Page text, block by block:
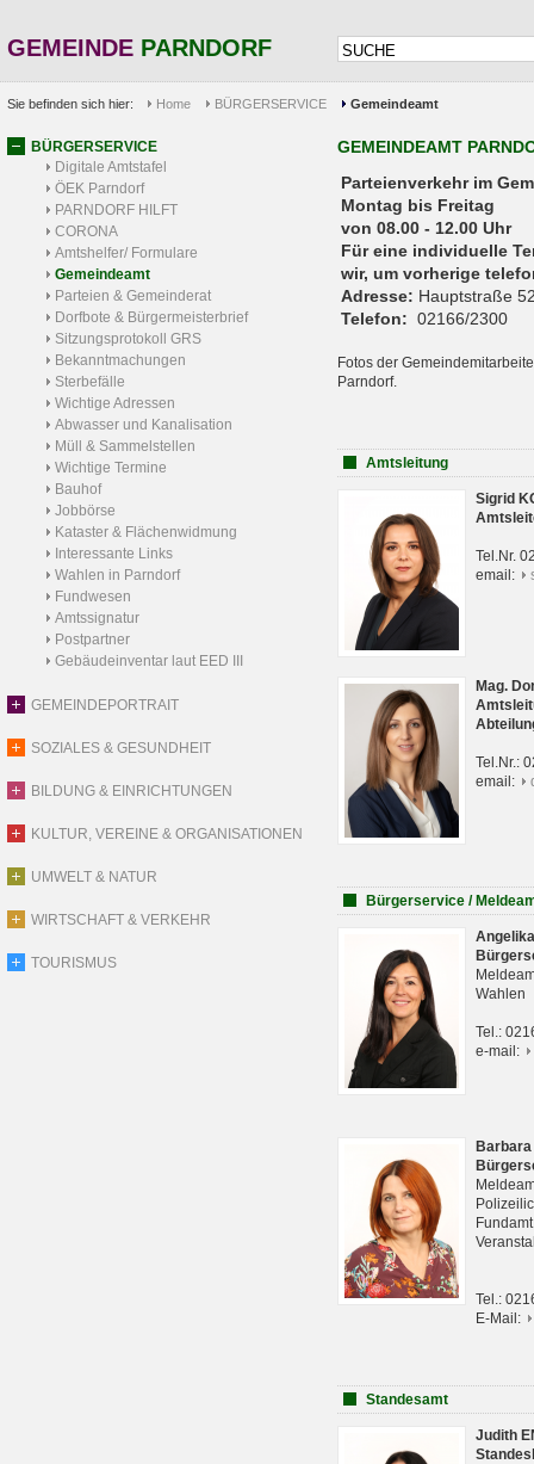
GEMEINDE PARNDORF
Sie befinden sich hier: Home BÜRGERSERVICE Gemeindeamt
BÜRGERSERVICE
Digitale Amtstafel
ÖEK Parndorf
PARNDORF HILFT
CORONA
Amtshelfer/ Formulare
Gemeindeamt
Parteien & Gemeinderat
Dorfbote & Bürgermeisterbrief
Sitzungsprotokoll GRS
Bekanntmachungen
Sterbefälle
Wichtige Adressen
Abwasser und Kanalisation
Müll & Sammelstellen
Wichtige Termine
Bauhof
Jobbörse
Kataster & Flächenwidmung
Interessante Links
Wahlen in Parndorf
Fundwesen
Amtssignatur
Postpartner
Gebäudeinventar laut EED III
GEMEINDEPORTRAIT
SOZIALES & GESUNDHEIT
BILDUNG & EINRICHTUNGEN
KULTUR, VEREINE & ORGANISATIONEN
UMWELT & NATUR
WIRTSCHAFT & VERKEHR
TOURISMUS
GEMEINDEAMT
Parteienverkehr
Montag bis Freitag
von 08.00 - 12.00 Uhr
Für eine individuelle
wir, um vorherige
Adresse: Hauptstraße
Telefon: 02166/2300
Fotos der
Parndorf.
Amtsleitung
Sigrid
Tel.Nr.
email:
Mag.
Tel.Nr.:
email:
Bürgerservice /
Wahlen
Tel.:
e-mail:
Tel.:
E-Mail:
Standesamt
Judith